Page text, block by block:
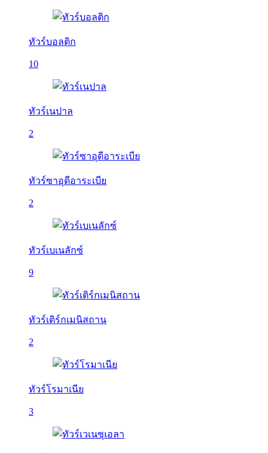
ทัวร์บอลติก
10
ทัวร์เนปาล
2
ทัวร์ซาอุดีอาระเบีย
2
ทัวร์เบเนลักซ์
9
ทัวร์เติร์กเมนิสถาน
2
ทัวร์โรมาเนีย
3